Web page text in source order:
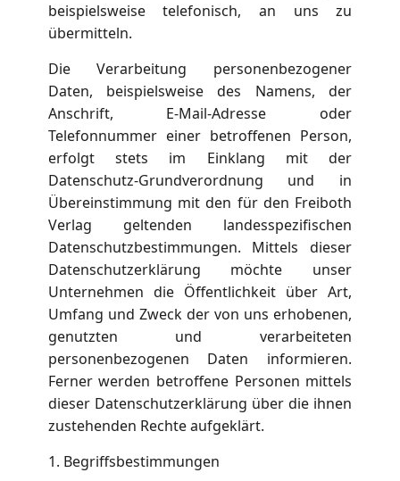
beispielsweise telefonisch, an uns zu
übermitteln.
Die Verarbeitung personenbezogener
Daten, beispielsweise des Namens, der
Anschrift, E-Mail-Adresse oder
Telefonnummer einer betroffenen Person,
erfolgt stets im Einklang mit der
Datenschutz-Grundverordnung und in
Übereinstimmung mit den für den Freiboth
Verlag geltenden landesspezifischen
Datenschutzbestimmungen. Mittels dieser
Datenschutzerklärung möchte unser
Unternehmen die Öffentlichkeit über Art,
Umfang und Zweck der von uns erhobenen,
genutzten und verarbeiteten
personenbezogenen Daten informieren.
Ferner werden betroffene Personen mittels
dieser Datenschutzerklärung über die ihnen
zustehenden Rechte aufgeklärt.
1. Begriffsbestimmungen